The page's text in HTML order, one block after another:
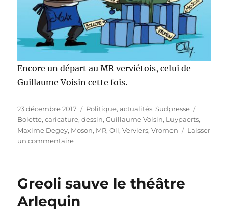
Encore un départ au MR verviétois, celui de
Guillaume Voisin cette fois.
Publié
le
23 décembre 2017 Catégories
Politique, actualités,Sudpresse
Bolette,caricature,dessin,Guillaume Voisin, Luypaerts,
Maxime Degey, Moson, MR,Oli,Verviers,Vromen
Laisser
un commentairesur
de
Greoli sauve le théâtre
Arlequin